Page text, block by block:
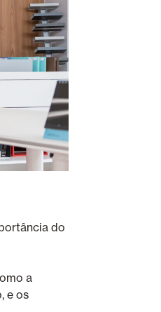
do
a
e os